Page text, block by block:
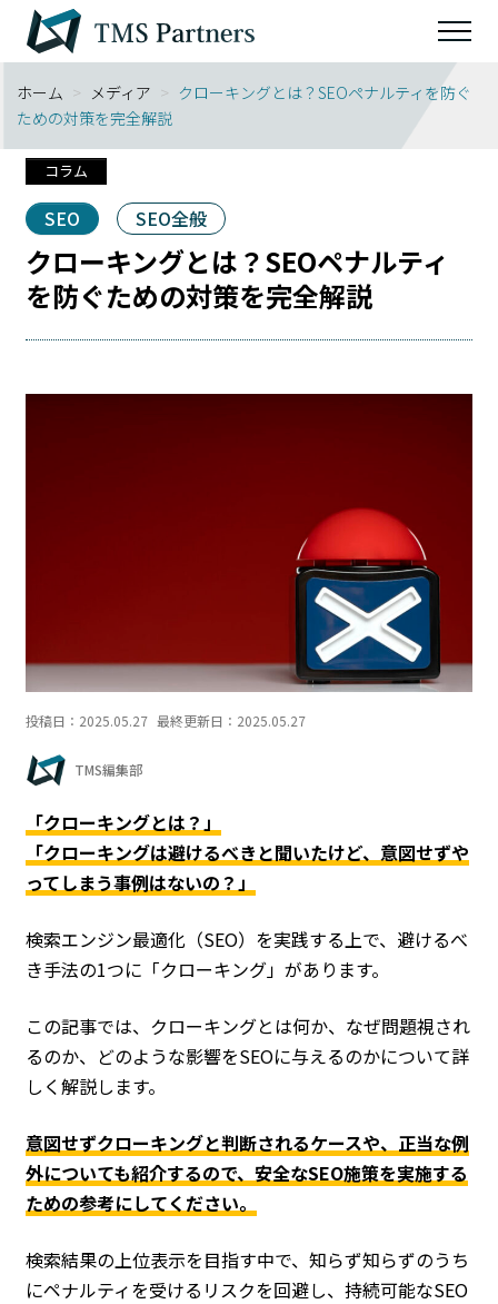
ホーム > メディア > クローキングとは？SEOペナルティを防ぐ
ための対策を完全解説
コラム
SEO SEO全般
クローキングとは？SEOペナルティ
を防ぐための対策を完全解説
投稿日： 2025.05.27 最終更新日： 2025.05.27
TMS編集部
「クローキングとは？」
「クローキングは避けるべきと聞いたけど、意図せずや
ってしまう事例はないの？」
検索エンジン最適化（SEO）を実践する上で、避けるべ
き手法の1つに「クローキング」があります。
この記事では、クローキングとは何か、なぜ問題視され
るのか、どのような影響をSEOに与えるのかについて詳
しく解説します。
意図せずクローキングと判断されるケースや、正当な例
外についても紹介するので、安全なSEO施策を実施する
ための参考にしてください。
検索結果の上位表示を目指す中で、知らず知らずのうち
にペナルティを受けるリスクを回避し、持続可能なSEO